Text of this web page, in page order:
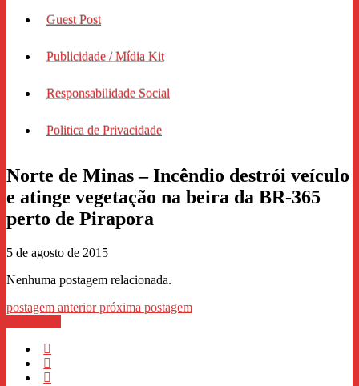
Guest Post
Publicidade / Mídia Kit
Responsabilidade Social
Politica de Privacidade
Norte de Minas – Incêndio destrói veículo
e atinge vegetação na beira da BR-365
perto de Pirapora
5 de agosto de 2015
Nenhuma postagem relacionada.
postagem anteriorpróxima postagem